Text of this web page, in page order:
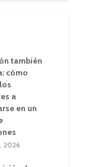
también
cómo
a
en un
2026